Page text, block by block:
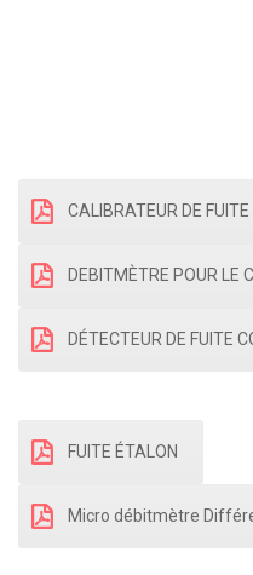
CALIBRATEUR DE
DEBITMÈTRE POUR LE
DÉTECTEUR DE FUITE
FUITE ÉTALON
Micro débitmètre